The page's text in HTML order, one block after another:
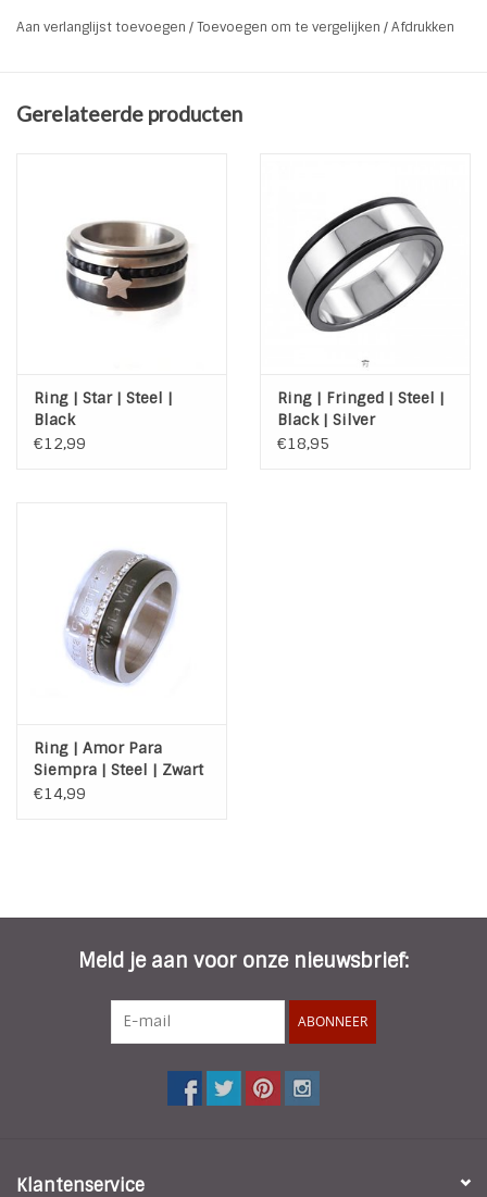
Aan verlanglijst toevoegen /Toevoegen om te vergelijken /Afdrukken
Gerelateerde producten
Ring | Star | Steel |
Black
€12,99
Ring | Fringed | Steel |
Black | Silver
€18,95
Ring | Amor Para
Siempra | Steel | Zwart
| Crystal
€14,99
Meld je aan voor onze nieuwsbrief:
ABONNEER
Klantenservice